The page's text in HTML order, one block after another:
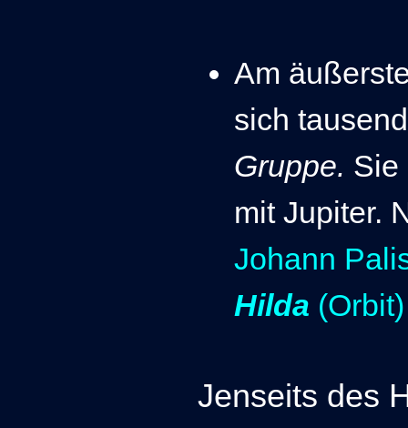
Am
sich
Gruppe. Sie
mit Jupiter.
Johann
Hilda (Orbit)
Jenseits des